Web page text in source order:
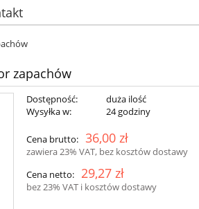
zapachów
Dostępność:
duża ilość
Wysyłka w:
24 godziny
Cena brutto: 36,00 zł
zawiera 23% VAT, bez kosztów dostawy
Cena netto: 29,27 zł
bez 23% VAT i kosztów dostawy